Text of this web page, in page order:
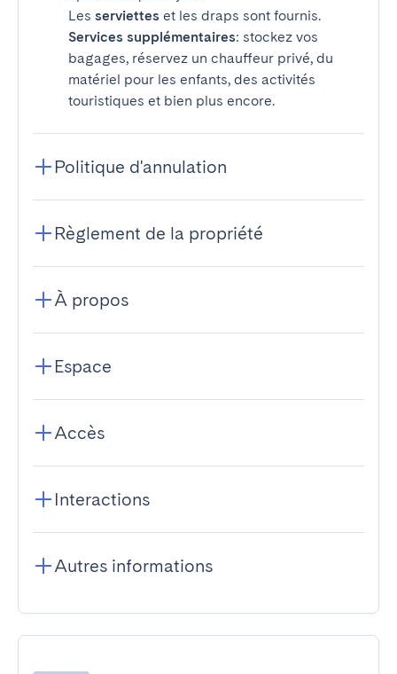
Les serviettes et les draps sont fournis.
Services supplémentaires: stockez vos
bagages, réservez un chauffeur privé, du
matériel pour les enfants, des activités
touristiques et bien plus encore.
Politique d'annulation
Règlement de la propriété
À propos
Espace
Accès
Interactions
Autres informations